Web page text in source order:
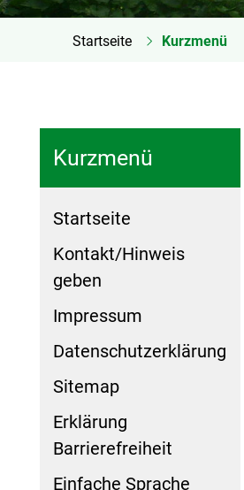
Startseite Kurzmenü
Kurzmenü
Startseite
Kontakt/Hinweis
geben
Impressum
Datenschutzerklärung
Sitemap
Erklärung
Barrierefreiheit
Einfache Sprache